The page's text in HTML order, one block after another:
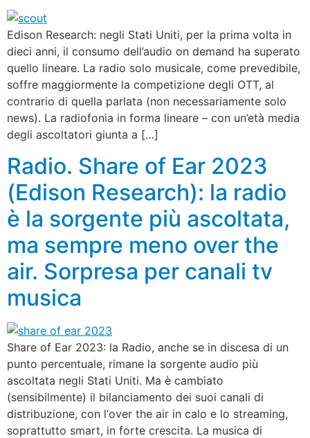
Edison Research: negli Stati Uniti, per la prima volta in
dieci anni, il consumo dell’audio on demand ha superato
quello lineare. La radio solo musicale, come prevedibile,
soffre maggiormente la competizione degli OTT, al
contrario di quella parlata (non necessariamente solo
news). La radiofonia in forma lineare – con un’età media
degli ascoltatori giunta a […]
Radio. Share of Ear 2023
(Edison Research): la radio
è la sorgente più ascoltata,
ma sempre meno over the
air. Sorpresa per canali tv
musica
Share of Ear 2023: la Radio, anche se in discesa di un
punto percentuale, rimane la sorgente audio più
ascoltata negli Stati Uniti. Ma è cambiato
(sensibilmente) il bilanciamento dei suoi canali di
distribuzione, con l‘over the air in calo e lo streaming,
soprattutto smart, in forte crescita. La musica di